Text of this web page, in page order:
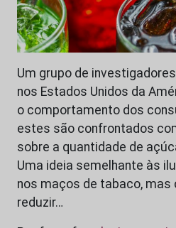
Um grupo de
nos Estados Unidos da
o comportamento dos
estes são confrontados
sobre a quantidade de
Uma ideia semelhante às
nos maços de tabaco, mas
reduzir…